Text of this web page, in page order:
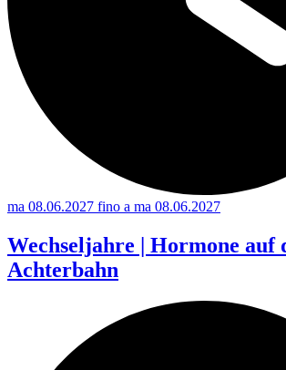
ma 08.06.2027 fino a ma 08.06.2027
Wechseljahre | Hormone auf
Achterbahn